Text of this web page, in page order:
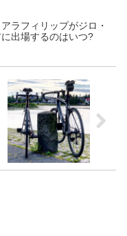
ラフィリップがジロ・
出場するのはいつ?